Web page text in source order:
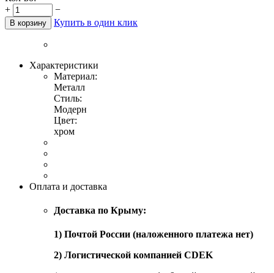
+
−
В корзину Купить в один клик
Характеристики
Материал:
Металл
Стиль:
Модерн
Цвет:
хром
Оплата и доставка
Доставка по Крыму:
1) Почтой России (наложенного платежа нет)
2) Логистической компанией CDEK